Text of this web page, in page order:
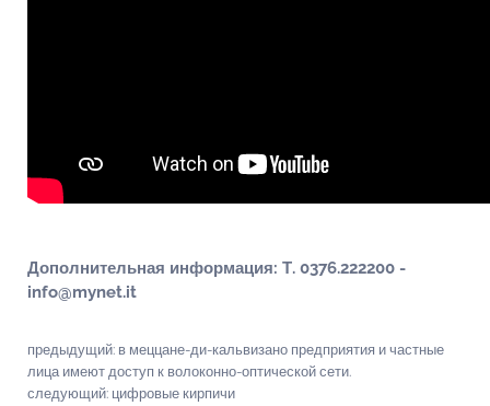
Дополнительная информация: Т. 0376.222200 -
info@mynet.it
предыдущий: в меццане-ди-кальвизано предприятия и частные
лица имеют доступ к волоконно-оптической сети.
следующий: цифровые кирпичи